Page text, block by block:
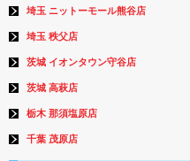
埼玉 ニットーモール熊谷店
埼玉 秩父店
茨城 イオンタウン守谷店
茨城 高萩店
栃木 那須塩原店
千葉 茂原店